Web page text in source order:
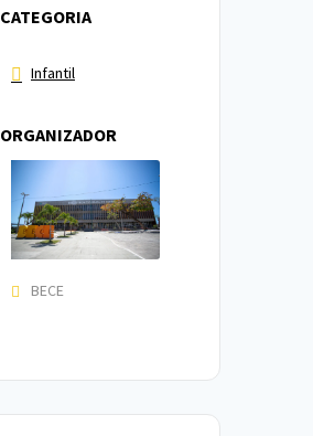
CATEGORIA
Infantil
ORGANIZADOR
BECE